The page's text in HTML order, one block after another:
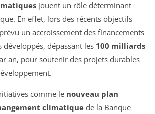
jouent un rôle déterminant
En effet, lors des récents objectifs
un accroissement des financements
développés, dépassant les 100 milliards
an, pour soutenir des projets durables
comme le nouveau plan
climatique de la Banque